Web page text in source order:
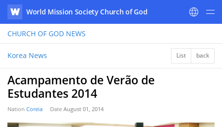
WATV
World Mission Society Church of God
CHURCH OF GOD NEWS
Korea News List back
Acampamento de Verão de
Estudantes 2014
Nation Coreia Date August 01, 2014